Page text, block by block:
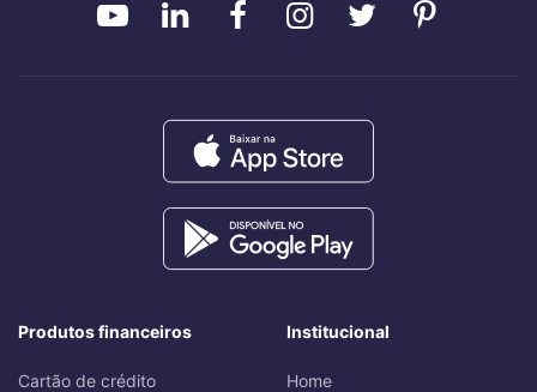
Produtos financeiros
Cartão de crédito
Institucional
Home